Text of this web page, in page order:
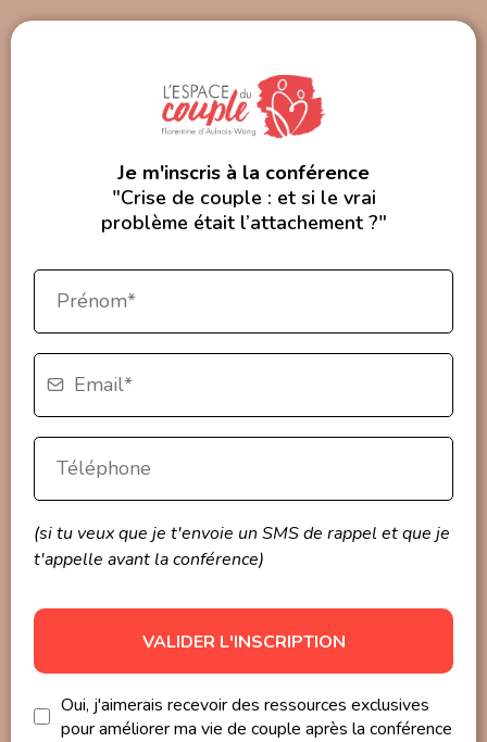
Je m'inscris à la conférence
"Crise de couple : et si le vrai
problème était l’attachement ?"
(si tu veux que je t'envoie un SMS de rappel et que je
t'appelle avant la conférence)
VALIDER L'INSCRIPTION
Oui, j'aimerais recevoir des ressources exclusives
pour améliorer ma vie de couple après la conférence